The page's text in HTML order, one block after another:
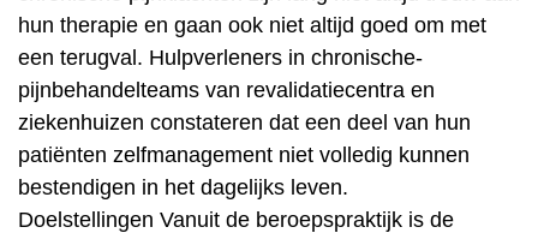
hun therapie en gaan ook niet altijd goed om met
een terugval. Hulpverleners in chronische-
pijnbehandelteams van revalidatiecentra en
ziekenhuizen constateren dat een deel van hun
patiënten zelfmanagement niet volledig kunnen
bestendigen in het dagelijks leven.
Doelstellingen Vanuit de beroepspraktijk is de